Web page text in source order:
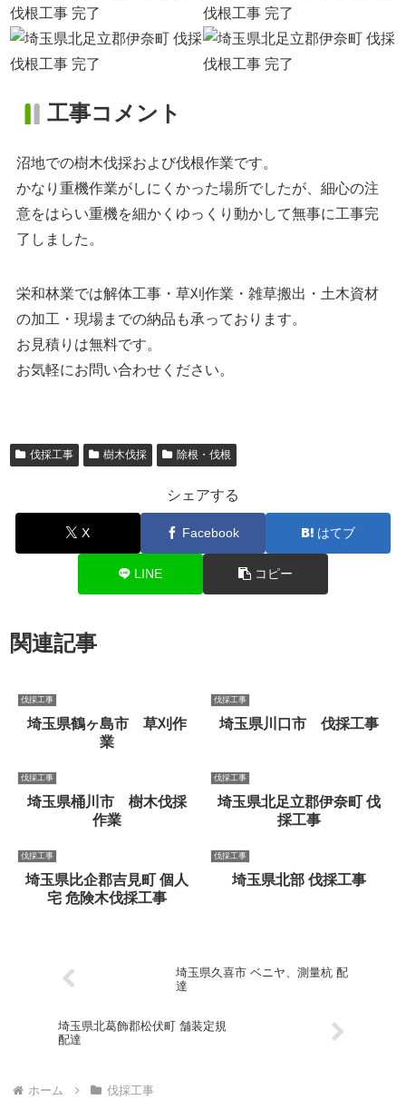
工事コメント
沼地での樹木伐採および伐根作業です。
かなり重機作業がしにくかった場所でしたが、細心の注
意をはらい重機を細かくゆっくり動かして無事に工事完
了しました。
栄和林業では解体工事・草刈作業・雑草搬出・土木資材
の加工・現場までの納品も承っております。
お見積りは無料です。
お気軽にお問い合わせください。
伐採工事 樹木伐採 除根・伐根
シェアする
X Facebook はてブ
LINE コピー
関連記事
伐採工事
埼玉県鶴ヶ島市 草刈作
業
伐採工事
埼玉県川口市 伐採工事
伐採工事
埼玉県桶川市 樹木伐採
作業
伐採工事
埼玉県北足立郡伊奈町 伐
採工事
伐採工事
埼玉県比企郡吉見町 個人
宅 危険木伐採工事
伐採工事
埼玉県北部 伐採工事
埼玉県久喜市 ベニヤ、測量杭 配
達
埼玉県北葛飾郡松伏町 舗装定規
配達
ホーム 伐採工事